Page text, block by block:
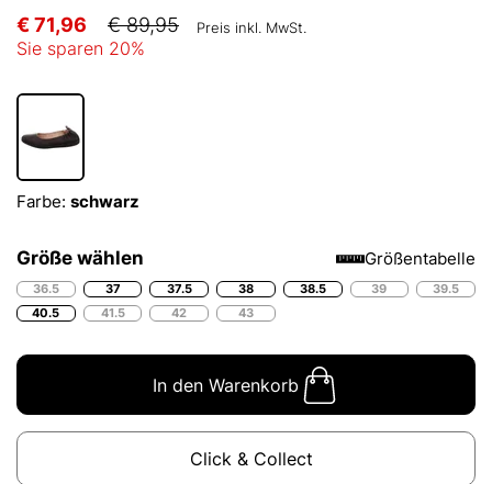
€ 71,96 € 89,95 Preis inkl. MwSt.
Sie sparen 20%
Farbe: schwarz
Größe wählen Größentabelle
36.5 37 37.5 38 38.5 39
39.5
40.5
41.5 42 43
In den Warenkorb
Click & Collect